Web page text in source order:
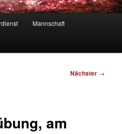
Mannschaft
Nächster →
am